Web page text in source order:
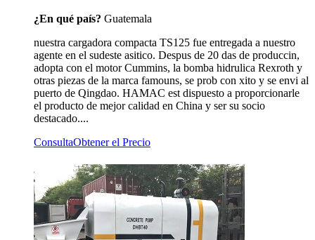
¿En qué país? Guatemala
nuestra cargadora compacta TS125 fue entregada a nuestro
agente en el sudeste asitico. Despus de 20 das de produccin,
adopta con el motor Cummins, la bomba hidrulica Rexroth y
otras piezas de la marca famouns, se prob con xito y se envi al
puerto de Qingdao. HAMAC est dispuesto a proporcionarle
el producto de mejor calidad en China y ser su socio
destacado....
ConsultaObtener el Precio